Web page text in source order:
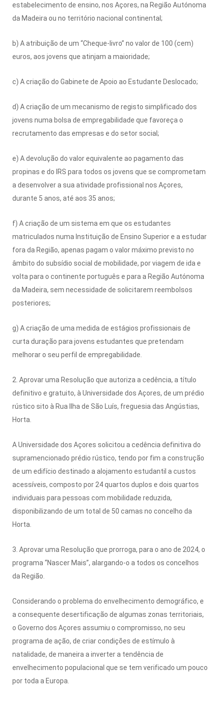
estabelecimento de ensino, nos Açores, na Região Autónoma
da Madeira ou no território nacional continental;
b) A atribuição de um “Cheque-livro” no valor de 100 (cem)
euros, aos jovens que atinjam a maioridade;
c) A criação do Gabinete de Apoio ao Estudante Deslocado;
d) A criação de um mecanismo de registo simplificado dos
jovens numa bolsa de empregabilidade que favoreça o
recrutamento das empresas e do setor social;
e) A devolução do valor equivalente ao pagamento das
propinas e do IRS para todos os jovens que se comprometam
a desenvolver a sua atividade profissional nos Açores,
durante 5 anos, até aos 35 anos;
f) A criação de um sistema em que os estudantes
matriculados numa Instituição de Ensino Superior e a estudar
fora da Região, apenas pagam o valor máximo previsto no
âmbito do subsídio social de mobilidade, por viagem de ida e
volta para o continente português e para a Região Autónoma
da Madeira, sem necessidade de solicitarem reembolsos
posteriores;
g) A criação de uma medida de estágios profissionais de
curta duração para jovens estudantes que pretendam
melhorar o seu perfil de empregabilidade.
2. Aprovar uma Resolução que autoriza a cedência, a título
definitivo e gratuito, à Universidade dos Açores, de um prédio
rústico sito à Rua Ilha de São Luís, freguesia das Angústias,
Horta.
A Universidade dos Açores solicitou a cedência definitiva do
supramencionado prédio rústico, tendo por fim a construção
de um edifício destinado a alojamento estudantil a custos
acessíveis, composto por 24 quartos duplos e dois quartos
individuais para pessoas com mobilidade reduzida,
disponibilizando de um total de 50 camas no concelho da
Horta.
3. Aprovar uma Resolução que prorroga, para o ano de 2024, o
programa “Nascer Mais”, alargando-o a todos os concelhos
da Região.
Considerando o problema do envelhecimento demográfico, e
a consequente desertificação de algumas zonas territoriais,
o Governo dos Açores assumiu o compromisso, no seu
programa de ação, de criar condições de estímulo à
natalidade, de maneira a inverter a tendência de
envelhecimento populacional que se tem verificado um pouco
por toda a Europa.